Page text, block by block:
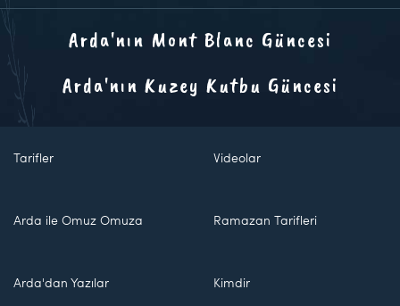
Arda'nın Mont Blanc Güncesi
Arda'nın Kuzey Kutbu Güncesi
Tarifler Videolar
Arda ile Omuz Omuza Ramazan Tarifleri
Arda'dan Yazılar Kimdir